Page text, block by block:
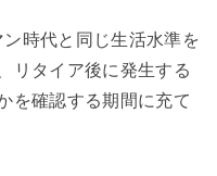
時代と同じ生活水準を
リタイア後に発生する
を確認する期間に充て